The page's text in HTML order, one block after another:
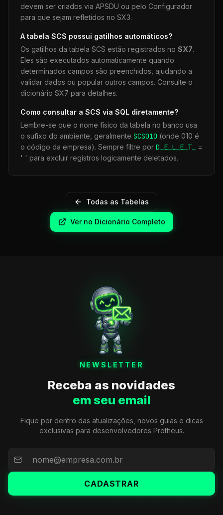
devem ser criados via APSDU ou pelo Configurador
para que sejam refletidos no SX3.
A tabela SCS possui gatilhos automáticos?
Os gatilhos da tabela SCS estão registrados no SX7.
Eles são executados automaticamente quando
determinados campos são preenchidos, ajudando a
validar dados ou popular outros campos. Consulte o
dicionário SX7 para detalhes.
Como consultar a SCS via SQL diretamente?
Lembre-se que o nome físico da tabela no banco usa
o sufixo do ambiente, geralmente SCS010 (onde 010 é
o código da empresa). Sempre filtre por D_E_L_E_T_
=
' ' para excluir registros logicamente deletados.
Todas as Tabelas
Ver no Dicionário Completo
NEWSLETTER
Receba as novidades
em seu email
Fique por dentro das atualizações, novos guias e dicas
exclusivas para desenvolvedores Protheus.
CADASTRAR